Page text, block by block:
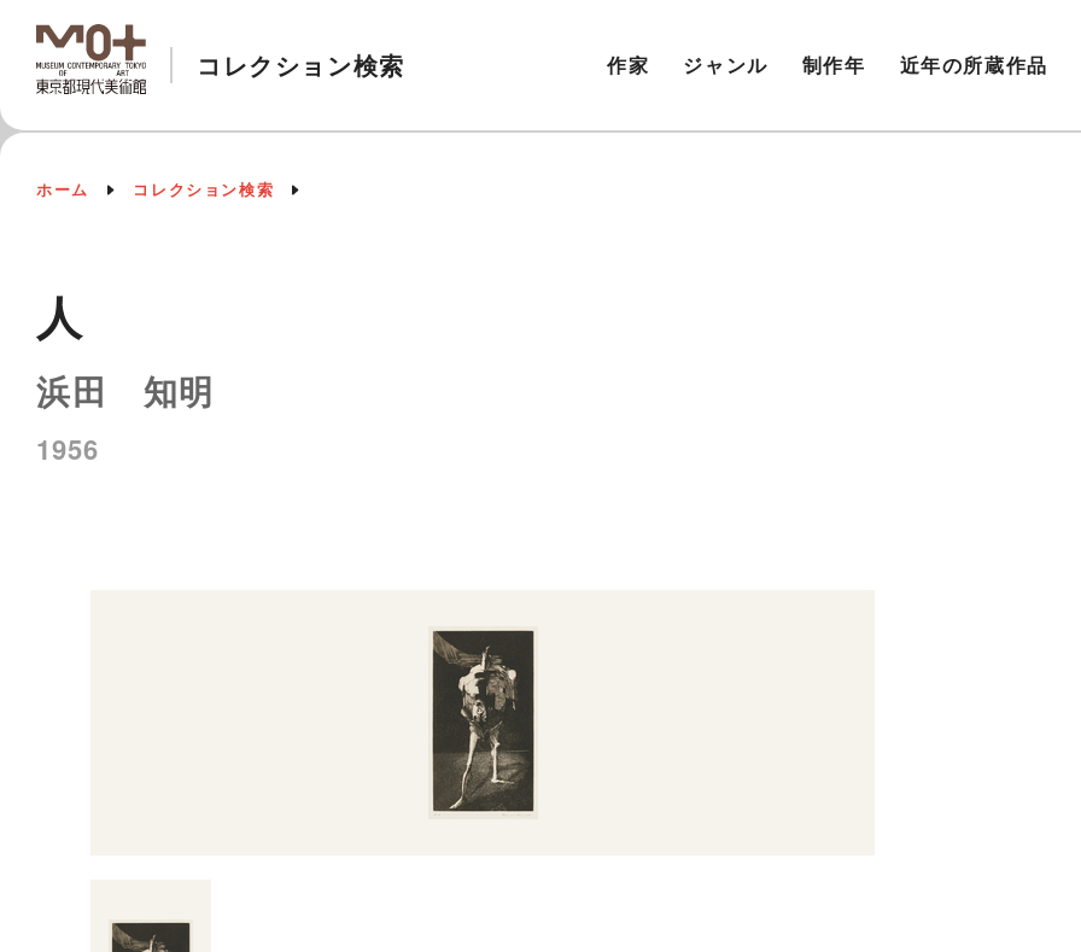
コレクション検索 作家 ジャンル 制作年 近年の所蔵作品
ホーム コレクション検索
人
浜田 知明
1956